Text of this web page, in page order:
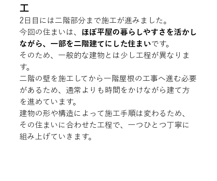
工
2日目には二階部分まで施工が進みました。
今回の住まいは、
ほぼ平屋の暮らしやすさを活かし
ながら、一部を二階建てにした住まいです。
そのため、一般的な建物とは少し工程が異なりま
す。
二階の壁を施工してから一階屋根の工事へ進む必要
があるため、通常よりも時間をかけながら建て方
を進めています。
建物の形や構造によって施工手順は変わるため、
その住まいに合わせた工程で、一つひとつ丁寧に
組み上げていきます。